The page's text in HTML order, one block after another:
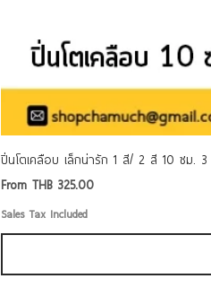
ปิ่นโตเคลือบ เล็กน่ารัก 1 สี/ 2 สี 10 ซม. 3
From THB 325.00
Sale Price
Sales Tax Included